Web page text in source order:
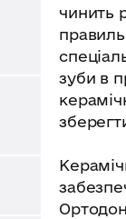
чинить
зуби в